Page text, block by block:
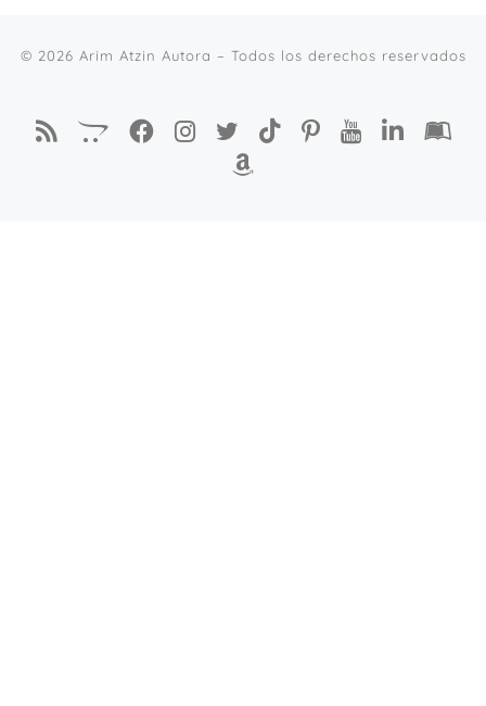
© 2026 Arim Atzin Autora – Todos los derechos reservados